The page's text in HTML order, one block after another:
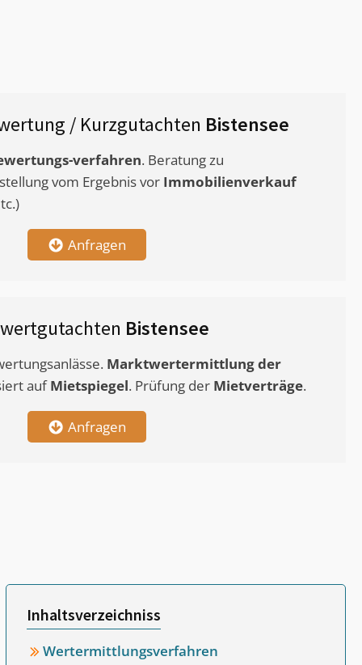
/ Kurzgutachten Bistensee
verfahren. Beratung zu
vom Ergebnis vor Immobilienverkauf
Anfragen
Bistensee
Marktwertermittlungder
aufMietspiegel. Prüfung der Mietverträge.
Anfragen
Inhaltsverzeichniss
Wertermittlungsverfahren